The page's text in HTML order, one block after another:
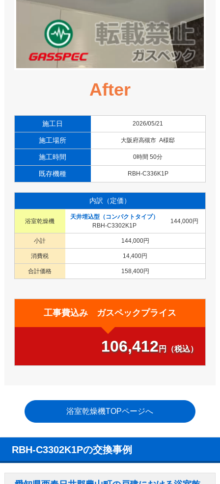
After
施工日 2026/05/21
施工場所 大阪府高槻市 A様邸
施工時間 0時間 50分
既存機種 RBH-C336K1P
内訳（定価）
浴室乾燥機
天井埋込型（コンパクトタイプ）
RBH-C3302K1P
144,000円
小計 144,000円
消費税 14,400円
合計価格 158,400円
工事費込み ガスペックプライス
106,412円（税込）
浴室乾燥機TOPページへ
RBH-C3302K1Pの交換事例